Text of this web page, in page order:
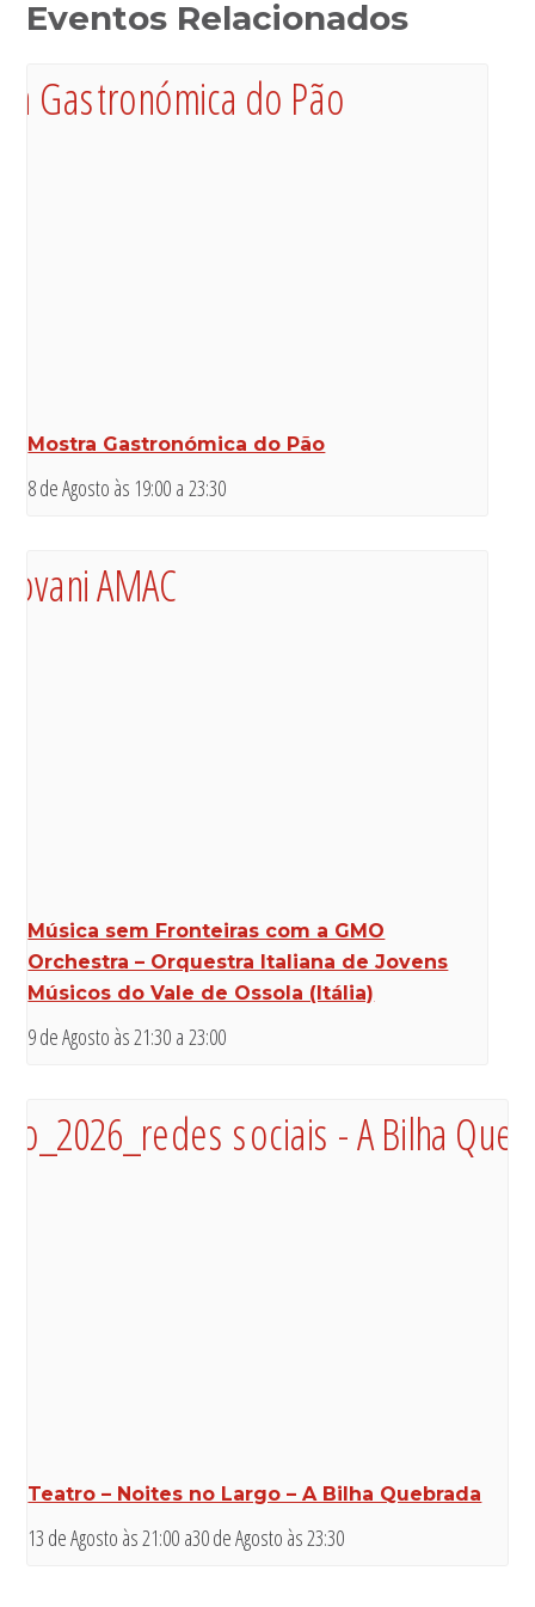
Eventos Relacionados
Mostra Gastronómica do Pão
8 de Agosto às 19:00 a 23:30
Música sem Fronteiras com a GMO
Orchestra – Orquestra Italiana de Jovens
Músicos do Vale de Ossola (Itália)
9 de Agosto às 21:30 a 23:00
Teatro – Noites no Largo – A Bilha Quebrada
13 de Agosto às 21:00 a30 de Agosto às 23:30